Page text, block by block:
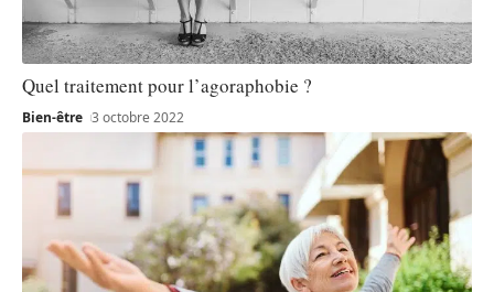
Quel traitement pour l’agoraphobie ?
Bien-être 3 octobre 2022